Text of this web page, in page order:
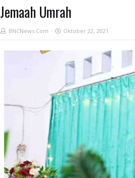
Jemaah Umrah
BNCNews.Com Oktober 22, 2021